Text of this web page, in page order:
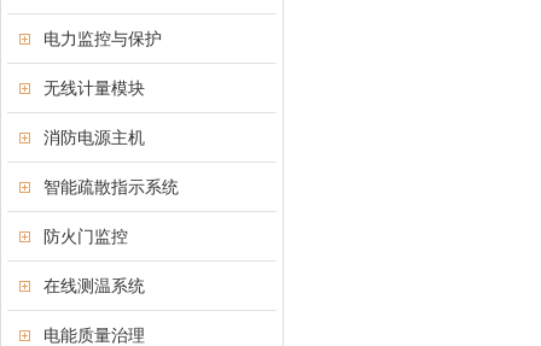
电力监控与保护
无线计量模块
消防电源主机
智能疏散指示系统
防火门监控
在线测温系统
电能质量治理